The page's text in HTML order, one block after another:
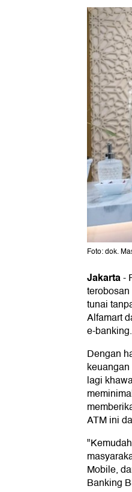
Foto: dok.
Jakarta-
tunai
Alfamart
e-banking.
Dengan
lagi
ATM ini
Mobile,
Banking